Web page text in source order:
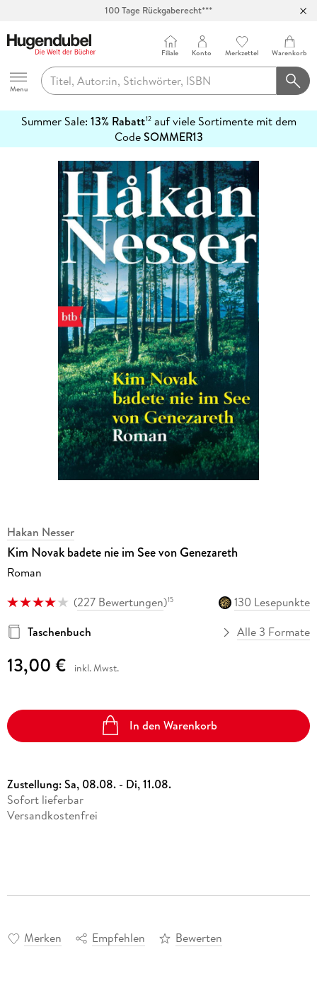
100 Tage Rückgaberecht***
Hugendubel
Menu
Filiale Konto Merkzettel Warenkorb
Summer Sale: 13% Rabatt12auf viele Sortimente mit dem
CodeSOMMER13
erfahren
Hakan Nesser
Kim Novak badete nie im See von Genezareth
Roman
(227 Bewertungen)15
130 Lesepunkte
Taschenbuch
Alle 3 Formate
13,00 € inkl. Mwst.
In den Warenkorb
Zustellung:Sa, 08.08. - Di, 11.08.
Sofort lieferbar
Versandkostenfrei
Merken Empfehlen Bewerten